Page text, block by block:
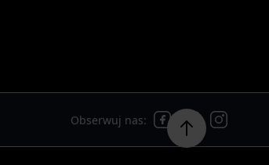
Obserwuj nas: